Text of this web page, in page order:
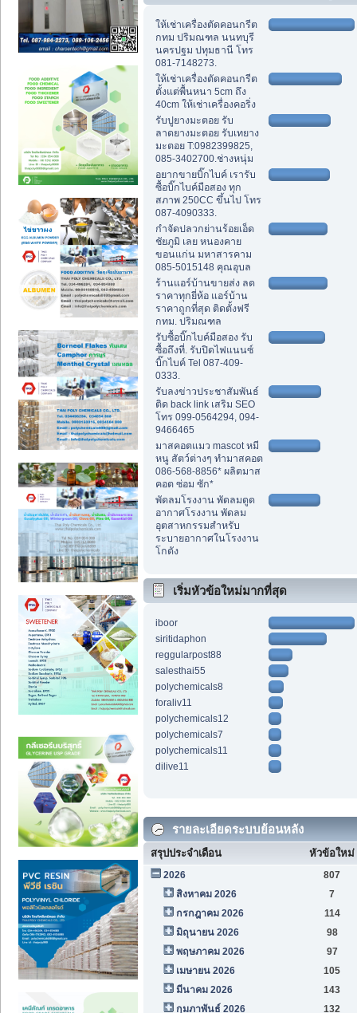
สูงสุด)
ให้เช่าเครื่องตัดคอนกรีต
กทม ปริมณฑล นนทบุรี
นครปฐม ปทุมธานี โทร
081-7148273.
ให้เช่าเครื่องตัดคอนกรีต
ตั้งแต่พื้นหนา 5cm ถึง
40cm ให้เช่าเครื่องคอริ่ง
รับปูยางมะตอย รับ
ลาดยางมะตอย รับเทยาง
มะตอย T:0982399825,
085-3402700.ช่างหนุ่ม
อยากขายบิ๊กไบค์ เรารับ
ซื้อบิ๊กไบค์มือสอง ทุก
สภาพ 250CC ขึ้นไป โทร
087-4090333.
กำจัดปลวกย่านร้อยเอ็ด
ชัยภูมิ เลย หนองคาย
ขอนแก่น มหาสารคาม
085-5015148 คุณอุบล
ร้านแอร์บ้านขายส่ง ลด
ราคาทุกยี่ห้อ แอร์บ้าน
ราคาถูกที่สุด ติดตั้งฟรี
กทม. ปริมณฑล
รับซื้อบิ๊กไบค์มือสอง รับ
ซื้อถึงที่. รับปิดไฟแนนซ์
บิ๊กไบค์ Tel 087-409-
0333.
รับลงข่าวประชาสัมพันธ์
ติด back link เสริม SEO
โทร 099-0564294, 094-
9466465
มาสคอตแมว mascot หมี
หนู สัตว์ต่างๆ ทำมาสคอต
086-568-8856* ผลิตมาส
คอต ซ่อม ซัก*
พัดลมโรงงาน พัดลมดูด
อากาศโรงงาน พัดลม
อุตสาหกรรมสำหรับ
ระบายอากาศในโรงงาน
โกดัง
เริ่มหัวข้อใหม่มากที่สุด
iboor
siritidaphon
reggularpost88
salesthai55
polychemicals8
foraliv11
polychemicals12
polychemicals7
polychemicals11
dilive11
รายละเอียดระบบย้อนหลัง
สรุปประจำเดือน หัวข้อใหม่
2026
807
สิงหาคม 2026
7
กรกฎาคม 2026
114
มิถุนายน 2026
98
พฤษภาคม 2026
97
เมษายน 2026
105
มีนาคม 2026
143
กุมภาพันธ์ 2026
132